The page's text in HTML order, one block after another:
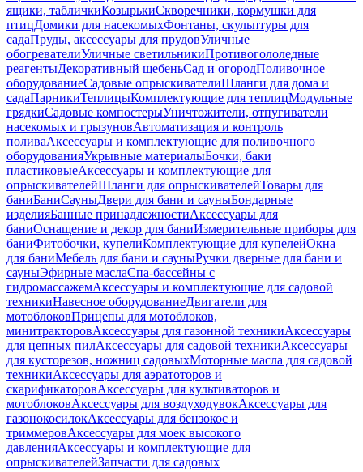
ящики, табличкиКозырькиСкворечники, кормушки для
птицДомики для насекомыхФонтаны, скульптуры для
садаПруды, аксессуары для прудовУличные
обогревателиУличные светильникиПротивогололедные
реагентыДекоративный щебеньСад и огородПоливочное
оборудованиеСадовые опрыскивателиШланги для дома и
садаПарникиТеплицыКомплектующие для теплицМодульные
грядкиСадовые компостерыУничтожители, отпугиватели
насекомых и грызуновАвтоматизация и контроль
поливаАксессуары и комплектующие для поливочного
оборудованияУкрывные материалыБочки, баки
пластиковыеАксессуары и комплектующие для
опрыскивателейШланги для опрыскивателейТовары для
баниБаниСауныДвери для бани и сауныБондарные
изделияБанные принадлежностиАксессуары для
баниОснащение и декор для баниИзмерительные приборы для
баниФитобочки, купелиКомплектующие для купелейОкна
для баниМебель для бани и сауныРучки дверные для бани и
сауныЭфирные маслаСпа-бассейны с
гидромассажемАксессуары и комплектующие для садовой
техникиНавесное оборудованиеДвигатели для
мотоблоковПрицепы для мотоблоков,
минитракторовАксессуары для газонной техникиАксессуары
для цепных пилАксессуары для садовой техникиАксессуары
для кусторезов, ножниц садовыхМоторные масла для садовой
техникиАксессуары для аэратоторов и
скарификаторовАксессуары для культиваторов и
мотоблоковАксессуары для воздуходувокАксессуары для
газонокосилокАксессуары для бензокос и
триммеровАксессуары для моек высокого
давленияАксессуары и комплектующие для
опрыскивателейЗапчасти для садовых